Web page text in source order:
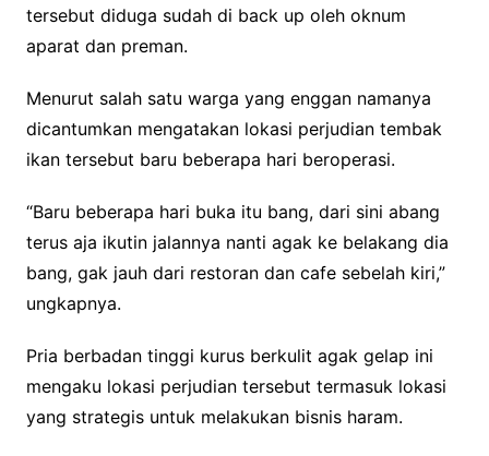
tersebut diduga sudah di back up oleh oknum
aparat dan preman.
Menurut salah satu warga yang enggan namanya
dicantumkan mengatakan lokasi perjudian tembak
ikan tersebut baru beberapa hari beroperasi.
“Baru beberapa hari buka itu bang, dari sini abang
terus aja ikutin jalannya nanti agak ke belakang dia
bang, gak jauh dari restoran dan cafe sebelah kiri,”
ungkapnya.
Pria berbadan tinggi kurus berkulit agak gelap ini
mengaku lokasi perjudian tersebut termasuk lokasi
yang strategis untuk melakukan bisnis haram.